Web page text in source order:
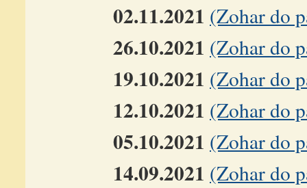
02.11.2021 (Zohar do
26.10.2021 (Zohar do
19.10.2021 (Zohar do
12.10.2021 (Zohar do
05.10.2021 (Zohar do
14.09.2021 (Zohar do